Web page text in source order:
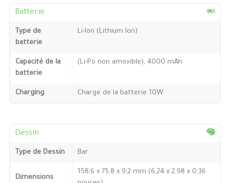
Batterie
Type de
batterie
Li-Ion (Lithium Ion)
Capacité de la
batterie
(Li-Po non amovible), 4000 mAh
Charging Charge de la batterie 10W
Dessin
Type de Dessin Bar
Dimensions
158,6 x 75,8 x 9,2 mm (6,24 x 2,98 x 0,36